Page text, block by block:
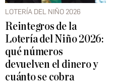
LOTERÍA DEL NIÑO 2026
Reintegros de la
Lotería del Niño 2026:
qué números
devuelven el dinero y
cuánto se cobra